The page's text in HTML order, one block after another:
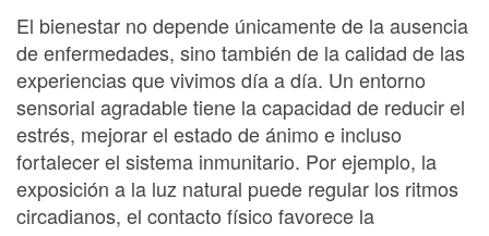
El bienestar no depende únicamente de la ausencia
de enfermedades, sino también de la calidad de las
experiencias que vivimos día a día. Un entorno
sensorial agradable tiene la capacidad de reducir el
estrés, mejorar el estado de ánimo e incluso
fortalecer el sistema inmunitario. Por ejemplo, la
exposición a la luz natural puede regular los ritmos
circadianos, el contacto físico favorece la